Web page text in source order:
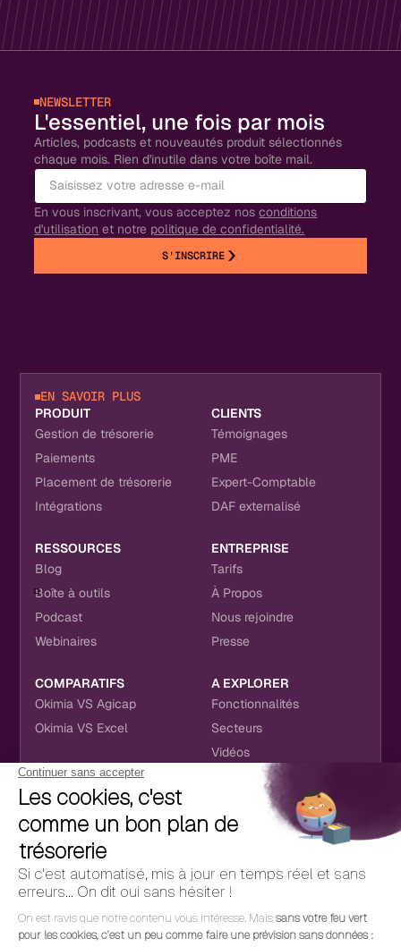
NEWSLETTER
L'essentiel, une fois par mois
Articles, podcasts et nouveautés produit sélectionnés
chaque mois. Rien d'inutile dans votre boîte mail.
En vous inscrivant, vous acceptez nosconditions
d'utilisation et notre politique de confidentialité.
S'INSCRIRE
EN SAVOIR PLUS
PRODUIT
Gestion de trésorerie
Paiements
Placement de trésorerie
Intégrations
CLIENTS
Témoignages
PME
Expert-Comptable
DAF externalisé
RESSOURCES
Blog
Boîte à outils
Podcast
Webinaires
ENTREPRISE
Tarifs
À Propos
Nous rejoindre
Presse
COMPARATIFS
Okimia VS Agicap
Okimia VS Excel
A EXPLORER
Fonctionnalités
Secteurs
Vidéos
NOUS RETROUVER
CONTACT
hello@okimia.com
01 76 50 33 88
RÉSEAUX SOCIAUX
Youtube
Instagram